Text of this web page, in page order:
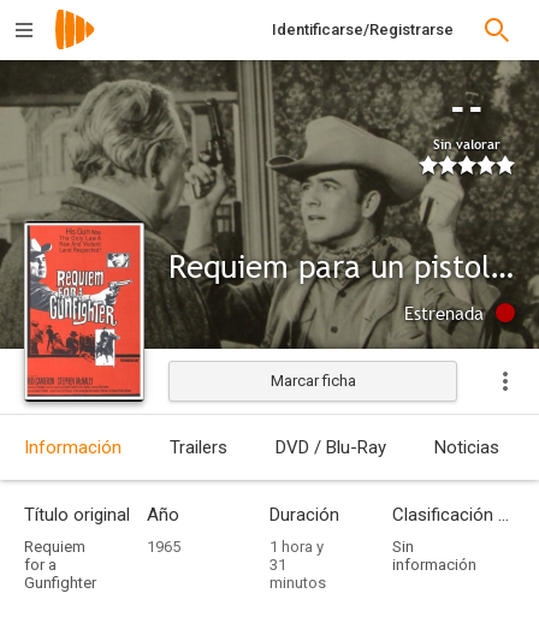
Identificarse/Registrarse
--
Sin valorar
Requiem para un pistolero
Estrenada
Marcar ficha
Información Trailers DVD / Blu-Ray Noticias
Título original
Requiem
for a
Gunfighter
Año
1965
Duración
1 hora y
31
minutos
Clasificación por edades
Sin
información